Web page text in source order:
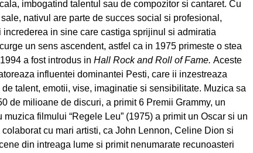
imbogatind talentul sau de compozitor si cantaret. Cu
nativul are parte de succes social si profesional,
in sine care castiga sprijinul si admiratia
un sens ascendent, astfel ca in 1975 primeste o stea
a fost introdus in Hall Rock and Roll of Fame. Aceste
influentei dominantei Pesti, care ii inzestreaza
talent, emotii, vise, imaginatie si sensibilitate. Muzica sa
de milioane de discuri, a primit 6 Premii Grammy, un
filmului “Regele Leu” (1975) a primit un Oscar si un
cu mari artisti, ca John Lennon, Celine Dion si
din intreaga lume si primit nenumarate recunoasteri